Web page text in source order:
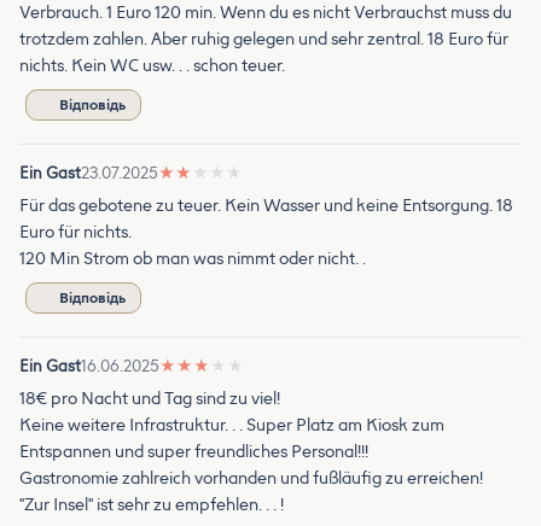
Verbrauch. 1 Euro 120 min. Wenn du es nicht Verbrauchst muss du
trotzdem zahlen. Aber ruhig gelegen und sehr zentral. 18 Euro für
nichts. Kein WC usw. . . schon teuer.
Відповідь
Ein Gast23.07.2025★ ★ ★ ★ ★
Für das gebotene zu teuer. Kein Wasser und keine Entsorgung. 18
Euro für nichts.
120 Min Strom ob man was nimmt oder nicht. .
Відповідь
Ein Gast16.06.2025★ ★ ★ ★ ★
18€ pro Nacht und Tag sind zu viel!
Keine weitere Infrastruktur. . . Super Platz am Kiosk zum
Entspannen und super freundliches Personal!!!
Gastronomie zahlreich vorhanden und fußläufig zu erreichen!
"Zur Insel" ist sehr zu empfehlen. . . !